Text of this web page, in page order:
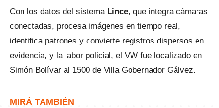
Con los datos del sistema Lince, que integra cámaras
conectadas, procesa imágenes en tiempo real,
identifica patrones y convierte registros dispersos en
evidencia, y la labor policial, el VW fue localizado en
Simón Bolívar al 1500 de Villa Gobernador Gálvez.
MIRÁ TAMBIÉN